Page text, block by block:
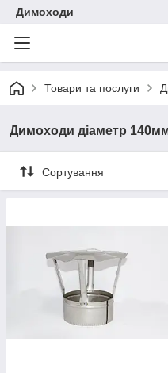
Димоходи
Товари та послуги
Димоходи діаметр
Сортування